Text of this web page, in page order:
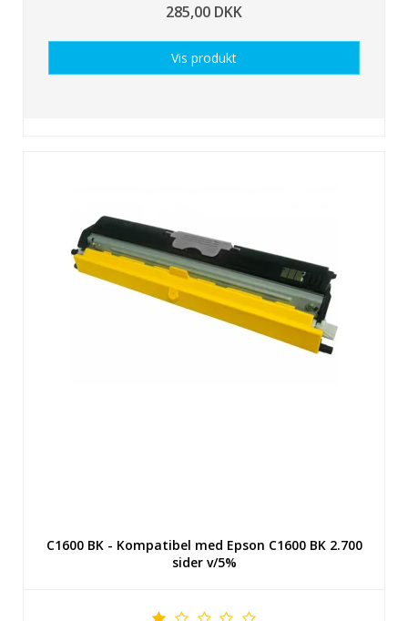
285,00 DKK
Vis produkt
C1600 BK - Kompatibel med Epson C1600 BK 2.700
sider v/5%